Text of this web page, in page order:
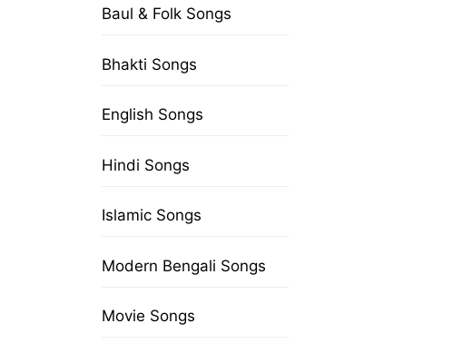
Baul & Folk Songs
Bhakti Songs
English Songs
Hindi Songs
Islamic Songs
Modern Bengali Songs
Movie Songs